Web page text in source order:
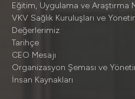
Eğitim, Uygulama ve Araştırma
VKV Sağlık Kuruluşları ve
Değerlerimiz
Tarihçe
CEO Mesajı
Organizasyon Şeması ve
İnsan Kaynakları